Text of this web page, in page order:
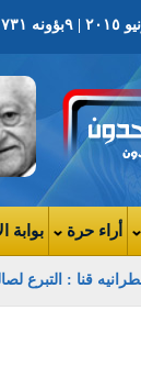
أراء حرة بوابة
قنا : التبرع